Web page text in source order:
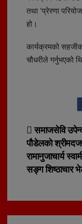
तथा ‘प्रेरणा
हो।
कार्यक्रमको
चौधरीले गर्नुभएको
Post
समाजसेवि
पौडेलकाे
रामानुजाचार्य
सङ्ग शिष्ठाचार